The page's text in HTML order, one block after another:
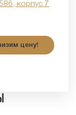
корпус 7
цену!